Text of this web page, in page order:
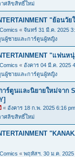
าศลิขสิทธิ์ใหม่
"ย้อนวั
« จันทร์ 31 มี.ค. 2025
นผู้ชายและการ์ตูนผู้หญิง
"แฟนห
« อังคาร 04 มี.ค. 2025
นผู้ชายและการ์ตูนผู้หญิง
ร์ตูนและนิยายใหม่จาก
« อังคาร 18 ก.พ. 2025 6:16 pm
าศลิขสิทธิ์ใหม่
« พฤหัสฯ. 30 ม.ค. 2025